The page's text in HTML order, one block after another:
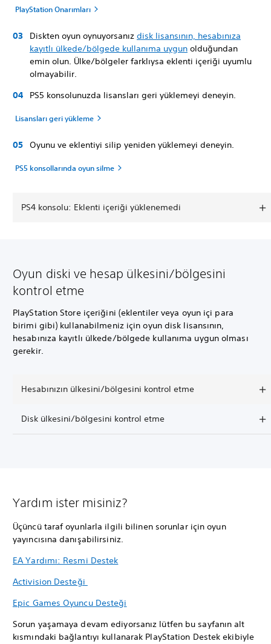
PlayStation Onarımları
Diskten oyun oynuyorsanız disk lisansının, hesabınıza
kayıtlı ülkede/bölgede kullanıma uygun olduğundan
emin olun. Ülke/bölgeler farklıysa eklenti içeriği uyumlu
olmayabilir.
PS5 konsolunuzda lisansları geri yüklemeyi deneyin.
Lisansları geri yükleme
Oyunu ve eklentiyi silip yeniden yüklemeyi deneyin.
PS5 konsollarında oyun silme
PS4 konsolu: Eklenti içeriği yüklenemedi
Oyun diski ve hesap ülkesini/bölgesini
kontrol etme
PlayStation Store içeriğini (eklentiler veya oyun içi para
birimi gibi) kullanabilmeniz için oyun disk lisansının,
hesabınıza kayıtlı ülkede/bölgede kullanıma uygun olması
gerekir.
Hesabınızın ülkesini/bölgesini kontrol etme
Disk ülkesini/bölgesini kontrol etme
Yardım ister misiniz?
Üçüncü taraf oyunlarla ilgili bilinen sorunlar için oyun
yayıncısına danışabilirsiniz.
EA Yardımı: Resmi Destek
Activision Desteği
Epic Games Oyuncu Desteği
Sorun yaşamaya devam ediyorsanız lütfen bu sayfanın alt
kısmındaki bağlantıyı kullanarak PlayStation Destek ekibiyle